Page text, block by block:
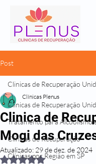
Post
Clinicas de Recuperação
Tratamento para Alcoolismo
Clínicas de Recuperação
Clínicas por Região em SP
Clinicas de Recuperação
Clinica de
Mogi das
Clínicas Plenus
Atualizado: 29 de dez. de 2024
Avaliado com NaN de 5